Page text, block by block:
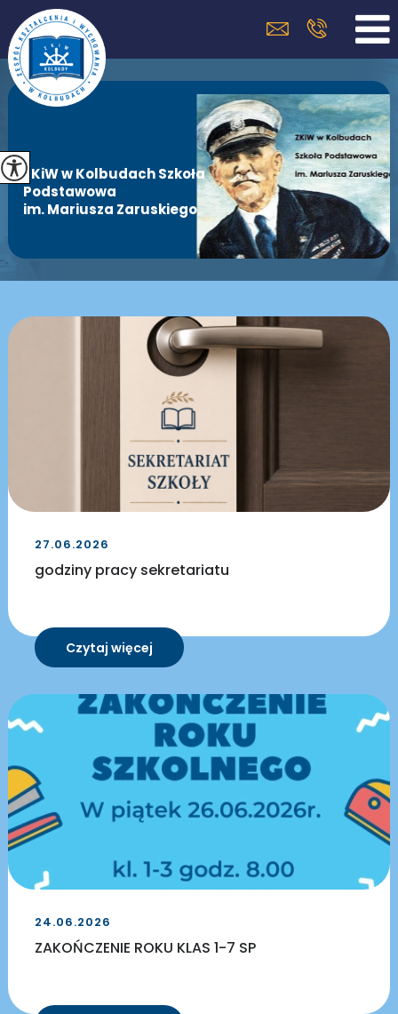
ZKiW w Kolbudach Szkoła
Podstawowa
im. Mariusza Zaruskiego
27.06.2026
godziny pracy sekretariatu
Czytaj więcej
24.06.2026
ZAKOŃCZENIE ROKU KLAS 1-7 SP